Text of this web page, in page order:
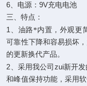
6 、电源：9V充电电池
三、特点：
1 、油路*内置，外观更
可靠性下降和容易损坏
的更新换代产品。
2 、采用我公司 zui新开
和峰值保持功能，采用